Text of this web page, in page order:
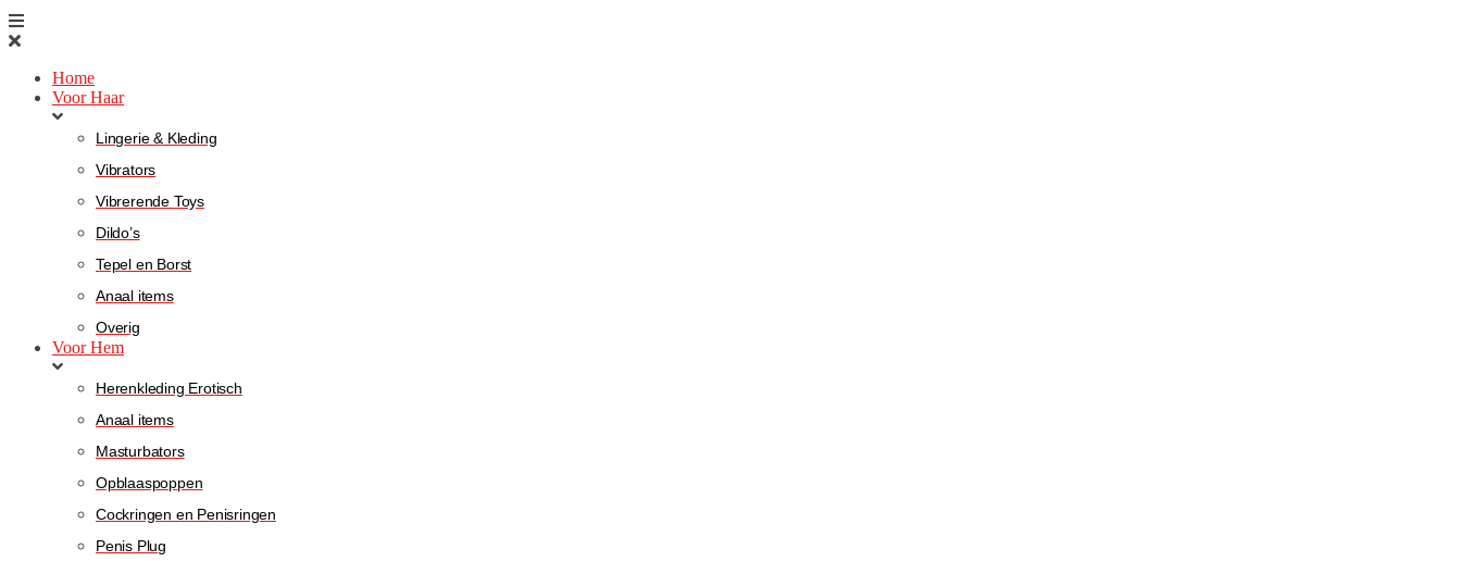
Home
Voor Haar
Lingerie & Kleding
Vibrators
Vibrerende Toys
Dildo’s
Tepel en Borst
Anaal items
Overig
Voor Hem
Herenkleding Erotisch
Anaal items
Masturbators
Opblaaspoppen
Cockringen en Penisringen
Penis Plug